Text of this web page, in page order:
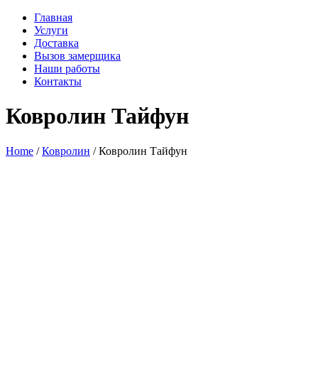
Главная
Услуги
Доставка
Вызов замерщика
Наши работы
Контакты
Ковролин Тайфун
Home /Ковролин / Ковролин Тайфун